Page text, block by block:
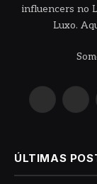
influencers no
Luxo.
ÚLTIMAS